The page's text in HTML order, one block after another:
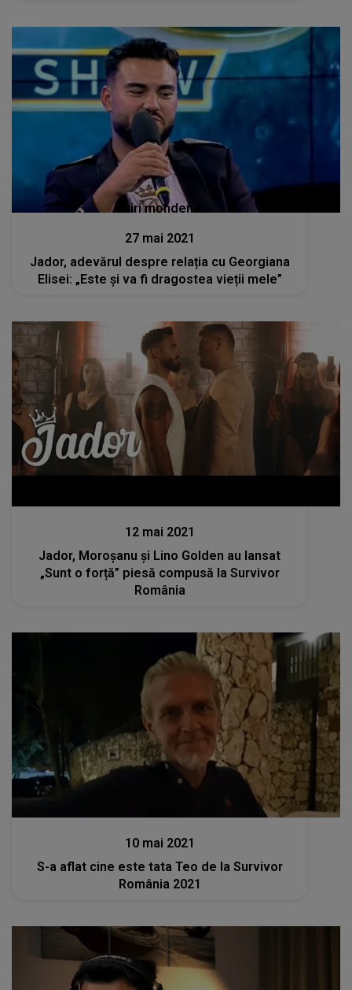
Stiri mondene
27 mai 2021
Jador, adevărul despre relația cu Georgiana
Elisei: „Este și va fi dragostea vieții mele”
12 mai 2021
Jador, Moroșanu și Lino Golden au lansat
„Sunt o forță” piesă compusă la Survivor
România
10 mai 2021
S-a aflat cine este tata Teo de la Survivor
România 2021